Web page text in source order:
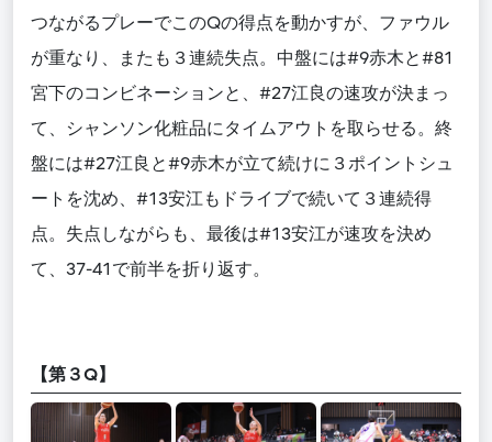
つながるプレーでこのQの得点を動かすが、ファウル
が重なり、またも３連続失点。中盤には#9赤木と#81
宮下のコンビネーションと、#27江良の速攻が決まっ
て、シャンソン化粧品にタイムアウトを取らせる。終
盤には#27江良と#9赤木が立て続けに３ポイントシュ
ートを沈め、#13安江もドライブで続いて３連続得
点。失点しながらも、最後は#13安江が速攻を決め
て、37-41で前半を折り返す。
【第３Q】